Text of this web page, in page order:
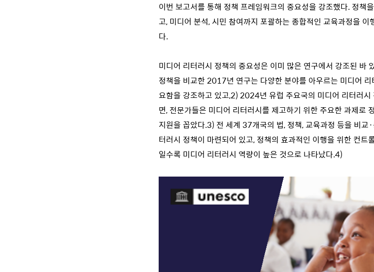
이번 보고서를 통해 정책 프레임워크의 중요성을 강조했다. 정책
고, 미디어 분석, 시민 참여까지 포괄하는 종합적인 교육과정을
다.
미디어 리터러시 정책의 중요성은 이미 많은 연구에서 강조된 바
정책을 비교한 2017년 연구는 다양한 분야를 아우르는 미디어
요함을 강조하고 있고,2) 2024년 유럽 주요국의 미디어 리터러
면, 전문가들은 미디어 리터러시를 제고하기 위한 주요한 과제로
지원을 꼽았다.3) 전 세계 37개국의 법, 정책, 교육과정 등을 비교
터러시 정책이 마련되어 있고, 정책의 효과적인 이행을 위한 컨트
일수록 미디어 리터러시 역량이 높은 것으로 나타났다.4)